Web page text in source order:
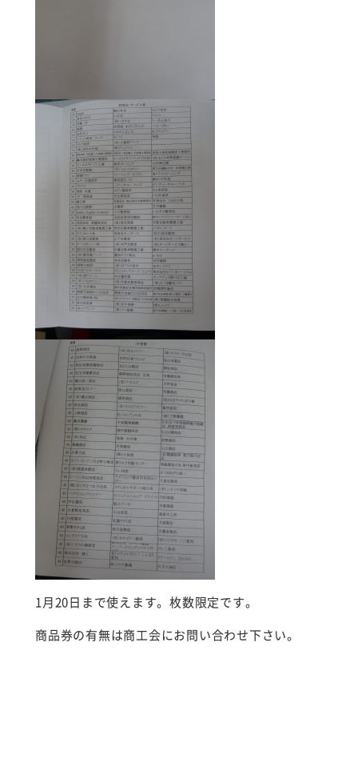
1月20日まで使えます。枚数限定です。
商品券の有無は商工会にお問い合わせ下さい。